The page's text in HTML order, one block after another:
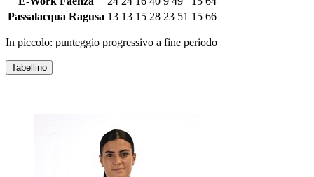
Passalacqua Ragusa 13 13 15 28 23 51 15 66
In piccolo: punteggio progressivo a fine periodo
Tabellino